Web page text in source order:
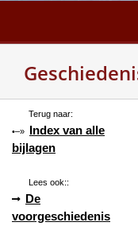
content
Terug naar:
•–» Index van alle
bijlagen
Lees ook::
De
voorgeschiedenis